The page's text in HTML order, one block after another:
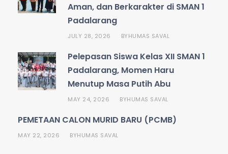
Aman, dan Berkarakter di SMAN 1
Padalarang
JULY 28, 2026 BYHUMAS SAVAL
Pelepasan Siswa Kelas XII SMAN 1
Padalarang, Momen Haru
Menutup Masa Putih Abu
MAY 24, 2026 BYHUMAS SAVAL
PEMETAAN CALON MURID BARU (PCMB)
MAY 22, 2026 BYHUMAS SAVAL